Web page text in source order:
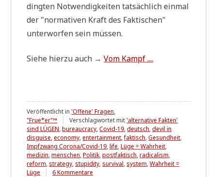
ding­ten Not­wen­dig­kei­ten tat­säch­lich ein­mal
der "nor­ma­ti­ven Kraft des Fak­ti­schen"
unter­wor­fen sein müssen.
Sie­he hier­zu auch →Vom Kampf ....
Veröffentlicht in'Offene' Fragen,
"Frue*er"™
Verschlagwortet mit'alternative Fakten'
sind LÜGEN,bureaucracy,Covid-19,deutsch,devil in
disguise,economy,entertainment,faktisch,Gesundheit,
Impfzwang Corona/Covid-19,life,Lüge = Wahrheit,
medizin,menschen,Politik,postfaktisch,radicalism,
reform, strategy, stupidity, survival, system,Wahrheit =
Lüge
6 Kommentare